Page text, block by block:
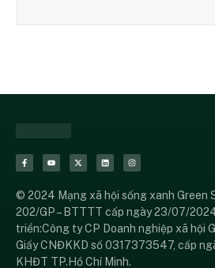
© 2024 Mạng xã hội sống xanh Green
202/GP – BTTTT cấp ngày 23/07/
triển:Công ty CP Doanh nghiệp xã hội
Giấy CNĐKKD số 0317373547, cấp
KHĐT TP.Hồ Chí Minh.